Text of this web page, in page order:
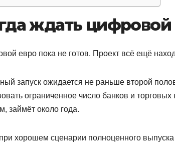
ждать цифровой
евро пока не готов. Проект всё ещё
запуск ожидается не раньше второй
ограниченное число банков и
займёт около года.
хорошем сценарии полноценного